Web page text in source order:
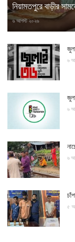
নিয়ামতপুরে বাড়ীর
৬ আগস্ট ২০২৬
৬
৬
৬
৫